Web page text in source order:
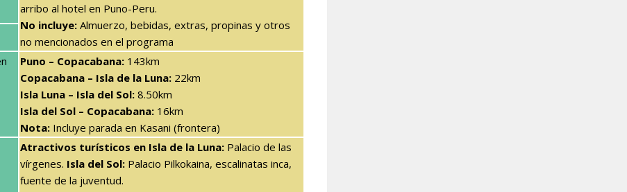
arribo al hotel en Puno-Peru.
No incluye: Almuerzo, bebidas, extras, propinas y otros
no mencionados en el programa
Puno – Copacabana: 143km
Copacabana – Isla de la Luna: 22km
Isla Luna – Isla del Sol: 8.50km
Isla del Sol – Copacabana: 16km
Nota: Incluye parada en Kasani (frontera)
Atractivos turísticos en Isla de la Luna: Palacio de las
vírgenes. Isla del Sol: Palacio Pilkokaina, escalinatas inca,
fuente de la juventud.